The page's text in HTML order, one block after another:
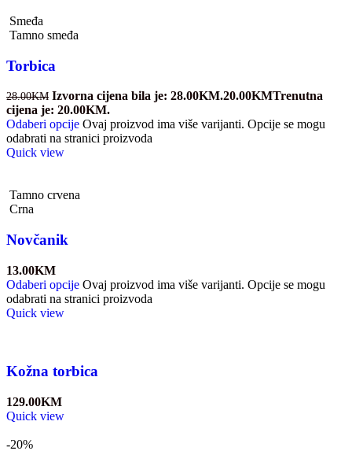
Smeđa
Tamno smeđa
Torbica
28.00KM Izvorna cijena bila je: 28.00KM.20.00KMTrenutna
cijena je: 20.00KM.
Odaberi opcije Ovaj proizvod ima više varijanti. Opcije se mogu
odabrati na stranici proizvoda
Quick view
Tamno crvena
Crna
Novčanik
13.00KM
Odaberi opcije Ovaj proizvod ima više varijanti. Opcije se mogu
odabrati na stranici proizvoda
Quick view
Kožna torbica
129.00KM
Quick view
-20%